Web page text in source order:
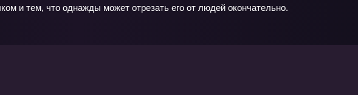
и тем, что однажды может отрезать его от людей окончательно.